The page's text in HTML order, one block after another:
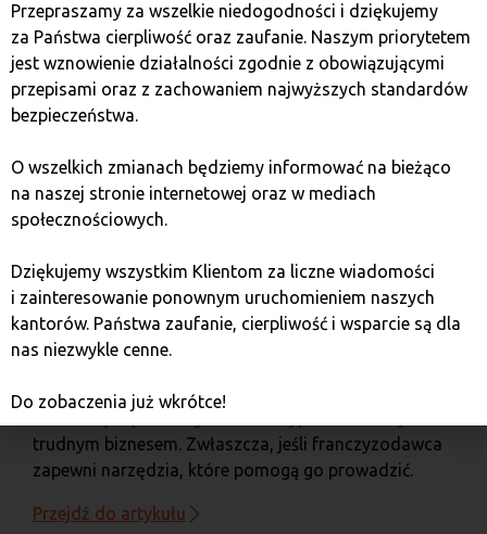
wymiany kryptowalut na gotówkę są dostępne
w coraz większej ilości miast w Polsce. Czy to dobry
moment na biznes pod szyldem Quark?
Przejdź do artykułu
franchising.pl
5 czerwca 2023
Punkt wymiany kryptowalut
Przekonaj się dlaczego kantor kryptowalut nie jest
trudnym biznesem. Zwłaszcza, jeśli franczyzodawca
zapewni narzędzia, które pomogą go prowadzić.
Przejdź do artykułu
Przepraszamy za wszelkie niedogodności i dziękujemy
za Państwa cierpliwość oraz zaufanie. Naszym priorytetem
jest wznowienie działalności zgodnie z obowiązującymi
przepisami oraz z zachowaniem najwyższych standardów
bezpieczeństwa.
O wszelkich zmianach będziemy informować na bieżąco
na naszej stronie internetowej oraz w mediach
społecznościowych.
Dziękujemy wszystkim Klientom za liczne wiadomości
i zainteresowanie ponownym uruchomieniem naszych
kantorów. Państwa zaufanie, cierpliwość i wsparcie są dla
nas niezwykle cenne.
Do zobaczenia już wkrótce!